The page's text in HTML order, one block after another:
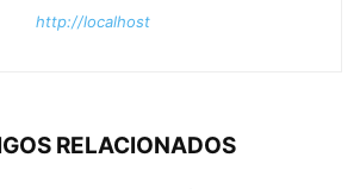
http://localhost
RELACIONADOS